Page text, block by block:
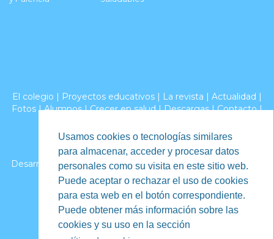
Usamos cookies o tecnologías similares
para almacenar, acceder y procesar datos
personales como su visita en este sitio web.
Puede aceptar o rechazar el uso de cookies
para esta web en el botón correspondiente.
Puede obtener más información sobre las
cookies y su uso en la sección
El colegio | Proyectos educativos | La revista | Actualidad |
Fotos |Alumnos|Crecer en salud|Descargas|Contacto|
2026 - Colegio Apóstol San Pablo. Burgos
Desarrollo web por iCREATIVOS,diseño de páginas web en
Burgos